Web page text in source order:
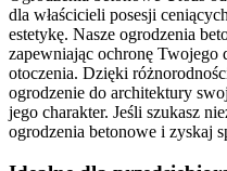
dla właścicieli posesji
estetykę. Nasze ogrodzenia
zapewniając ochronę Twojego
otoczenia. Dzięki
ogrodzenie do architektury
jego charakter. Jeśli szukasz
ogrodzenia betonowe i zyskaj